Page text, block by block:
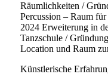
Räumlichkeiten /
Percussion – Raum
2024 Erweiterung in
Tanzschule /
Location und Raum
Künstlerische